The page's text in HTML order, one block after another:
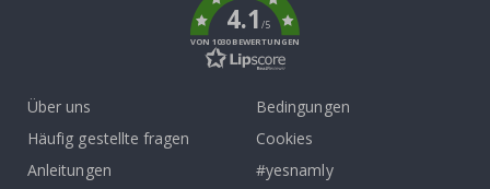
4.1/5
VON 1030 BEWERTUNGEN
Über uns
Häufig gestellte fragen
Anleitungen
Bedingungen
Cookies
#yesnamly